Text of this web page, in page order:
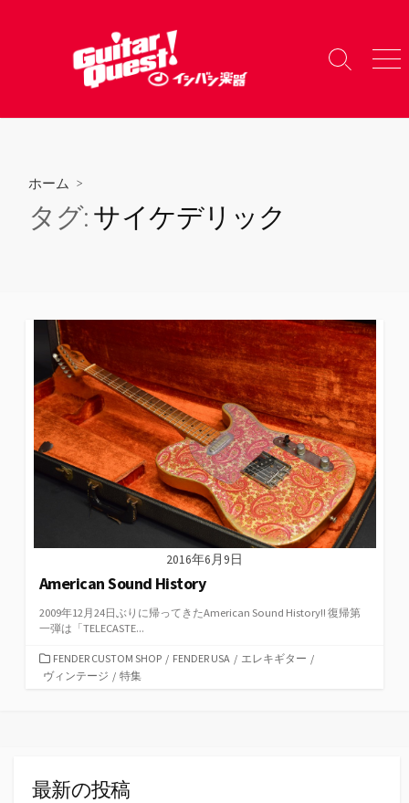
へ
検
り
メ
ー
ホーム >
タグ:サイケデリック
2016年6月9日
American Sound History
2009年12月24日ぶりに帰ってきたAmerican Sound History!! 復帰第
一弾は「TELECASTE...
カ
テ
FENDER CUSTOM SHOP / FENDER USA / エレキギター /
ヴィンテージ / 特集
最新の投稿